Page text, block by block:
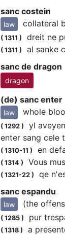
sanc costein
law collateral
( 1311 ) dreit ne
( 1311 ) al sanke
sanc de dragon
dragon
(de) sanc enter
law whole
( 1292 )
yl
enter sang
( 1310-11 ) en
( 1314 ) Vous
( 1321-22 ) qe
sanc espandu
law (the
( 1285 ) pur
( 1318 ) a